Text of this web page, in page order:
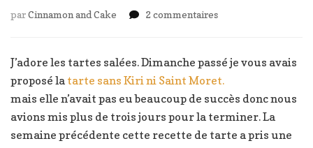
parCinnamon and Cake 2 commentairessur
au
parmesan
J’adore les tartes salées. Dimanche passé je vous avais
proposé la tarte sans Kiri ni Saint Moret.
mais elle n’avait pas eu beaucoup de succès donc nous
avions mis plus de trois jours pour la terminer. La
semaine précédente cette recette de tarte a pris une